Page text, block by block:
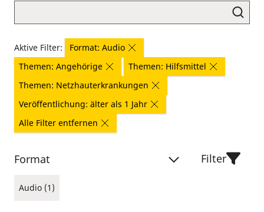
Aktive Filter:
Format: Audio
Themen: Angehörige
Themen: Hilfsmittel
Themen: Netzhauterkrankungen
Veröffentlichung: älter als 1 Jahr
Alle Filter entfernen
Format
Audio (1)
Filter